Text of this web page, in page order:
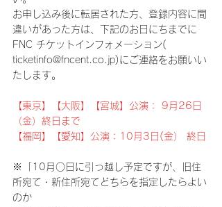
お申し込み後に転居された方、登録内容に間
違いがあった方は、下記のお日にちまでに
FNC チケットインフォメーション(
ticketinfo@fncent.co.jp)にご連絡をお願いい
たします。
【東京】【大阪】【宮城】公演： 9月26日
（金）終日まで
【福岡】【愛知】公演：10月3日(金） 終日
※「10月○日に引っ越し予定ですが、旧住
所宛て・新住所宛てどちらを指定したらよい
のか